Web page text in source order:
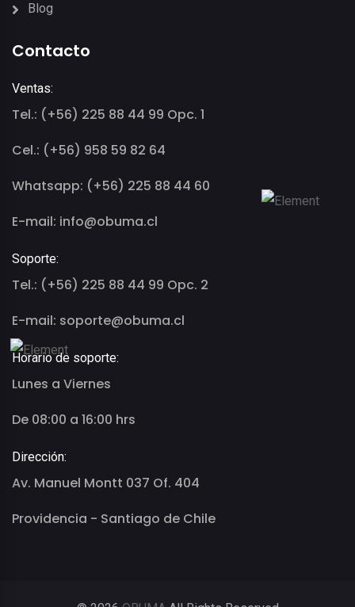
Blog
Contacto
Ventas:
Tel.: (+56) 225 88 44 99 Opc. 1
Cel.: (+56) 958 59 82 64
Whatsapp: (+56) 225 88 44 60
E-mail: info@obuma.cl
Soporte:
Tel.: (+56) 225 88 44 99 Opc. 2
E-mail: soporte@obuma.cl
Horario de soporte:
Lunes a Viernes
De 08:00 a 16:00 hrs
Dirección:
Av. Manuel Montt 037 Of. 404
Providencia - Santiago de Chile